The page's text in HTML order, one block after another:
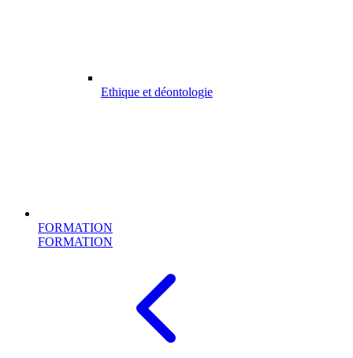
Ethique et déontologie
FORMATION
FORMATION